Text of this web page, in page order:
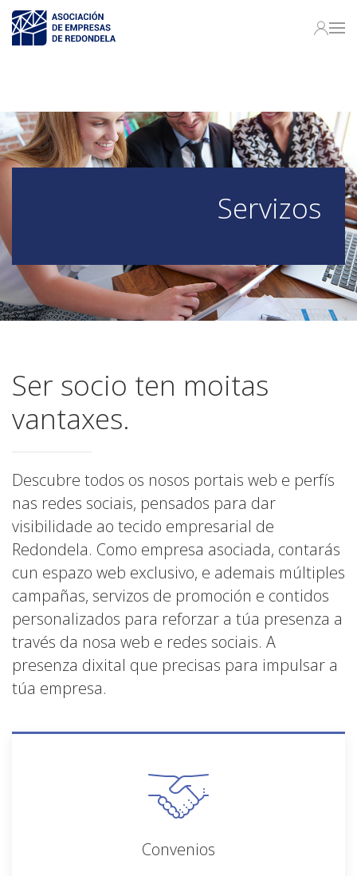
Servizos
Ser socio ten moitas
vantaxes.
Descubre todos os nosos portais web e perfís
nas redes sociais, pensados para dar
visibilidade ao tecido empresarial de
Redondela. Como empresa asociada, contarás
cun espazo web exclusivo, e ademais múltiples
campañas, servizos de promoción e contidos
personalizados para reforzar a túa presenza a
través da nosa web e redes sociais. A
presenza dixital que precisas para impulsar a
túa empresa.
Convenios